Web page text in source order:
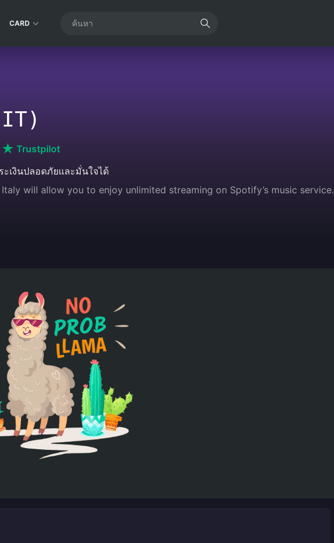
CARD
Trustpilot
ะเงินปลอดภัยและมั่นใจได้
will allow you to enjoy unlimited streaming on Spotify’s music service.